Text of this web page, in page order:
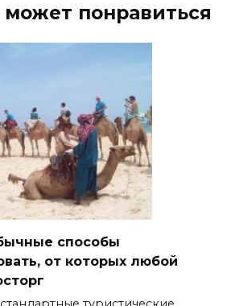
понравиться
способы
от которых любой